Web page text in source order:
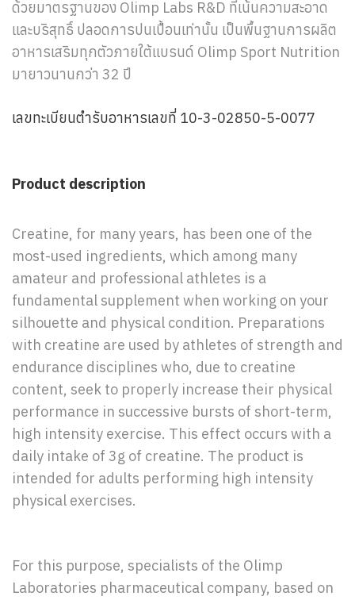
ด้วยมาตรฐานของ Olimp Labs R&D ที่เน้นความสะอาด
และบริสุทธิ์ ปลอดการปนเปื้อนเท่านั้น เป็นพื้นฐานการผลิต
อาหารเสริมทุกตัวภายใต้แบรนด์ Olimp Sport Nutrition
มายาวนานกว่า 32 ปี
เลขทะเบียนตำรับอาหารเลขที่ 10-3-02850-5-0077
Product description
Creatine, for many years, has been one of the
most-used ingredients, which among many
amateur and professional athletes is a
fundamental supplement when working on your
silhouette and physical condition. Preparations
with creatine are used by athletes of strength and
endurance disciplines who, due to creatine
content, seek to properly increase their physical
performance in successive bursts of short-term,
high intensity exercise. This effect occurs with a
daily intake of 3g of creatine. The product is
intended for adults performing high intensity
physical exercises.
For this purpose, specialists of the Olimp
Laboratories pharmaceutical company, based on